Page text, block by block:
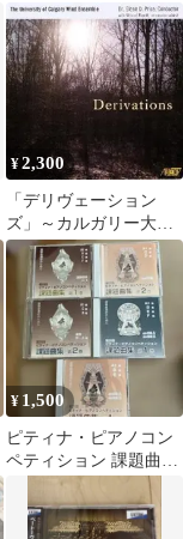
¥2,300
「デリヴェーション
ズ」～カルガリー大学
ウィンド・アンサンブ
¥ 1,500
ピティナ・ピアノコン
ペティション 課題曲集
CD 5枚セット